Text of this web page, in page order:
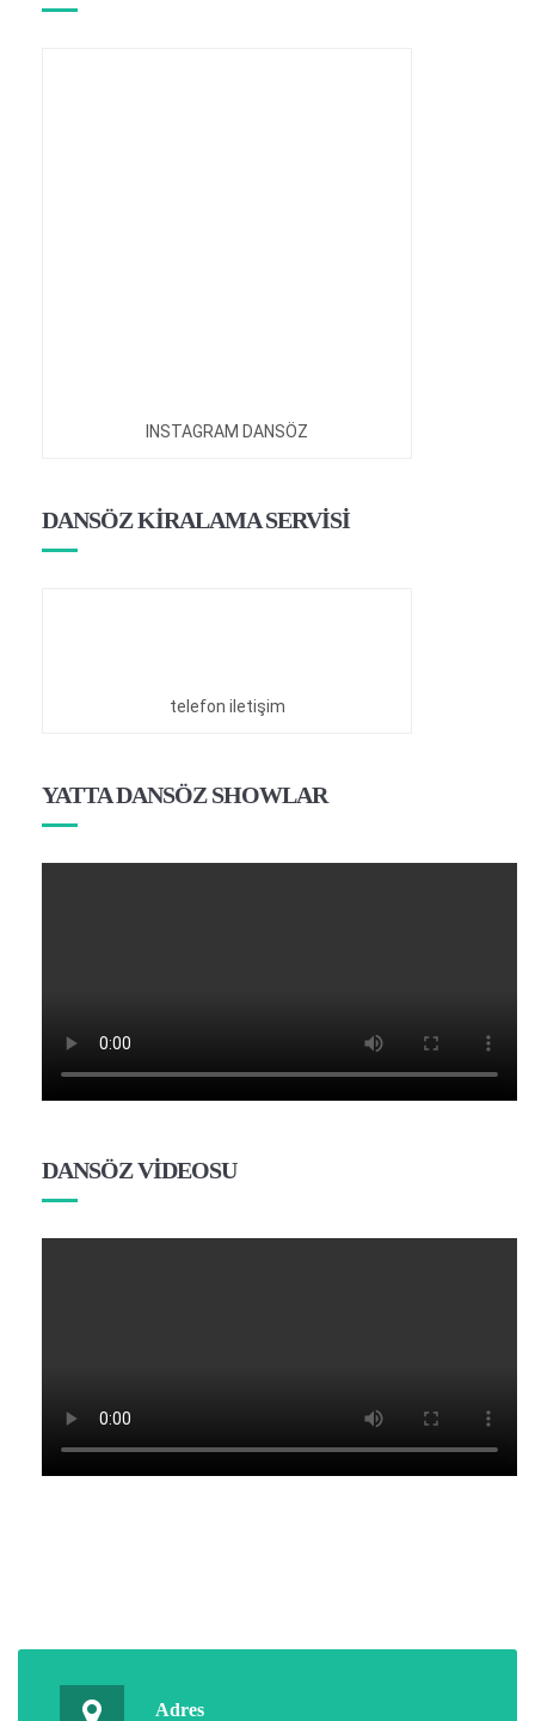
INSTAGRAM DANSÖZ
DANSÖZ KİRALAMA SERVİSİ
telefon iletişim
YATTA DANSÖZ SHOWLAR
DANSÖZ VİDEOSU
Adres